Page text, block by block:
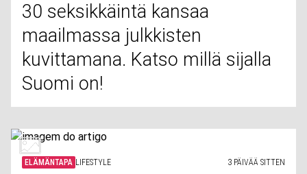
30 seksikkäintä kansaa
maailmassa julkkisten
kuvittamana. Katso millä sijalla
Suomi on!
ELÄMÄNTAPA LIFESTYLE 3 PÄIVÄÄ SITTEN